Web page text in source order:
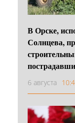
В Орске,
Солнцева,
6 августа